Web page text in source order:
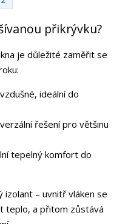
přikrývku?
je důležité zaměřit se
ideální do
řešení pro většinu
tepelný komfort do
izolant – uvnitř vláken se
teplo, a přitom zůstává